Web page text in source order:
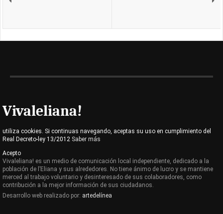
Vivaleliana!
utiliza cookies. Si continuas navegando, aceptas su uso en cumplimiento del
Real Decreto-ley 13/2012 Saber más
Acepto
Vivaleliana! es un medio de comunicación local independiente, dedicado a la
población de l’Eliana y sus alrededores. No tiene ánimo de lucro y se mantiene
merced al trabajo voluntario y desinteresado de sus colaboradores, como
contribución a la mejor información de sus ciudadanos.
Desarrollo web realizado por: artedelínea